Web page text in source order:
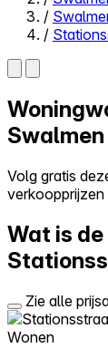
Close menu
Zelf
Alles-in-
Reviews
Log in
/
/
Swalmen
Volg gratis
verkoopprijzen
Wat is
Zie alle
Wonen